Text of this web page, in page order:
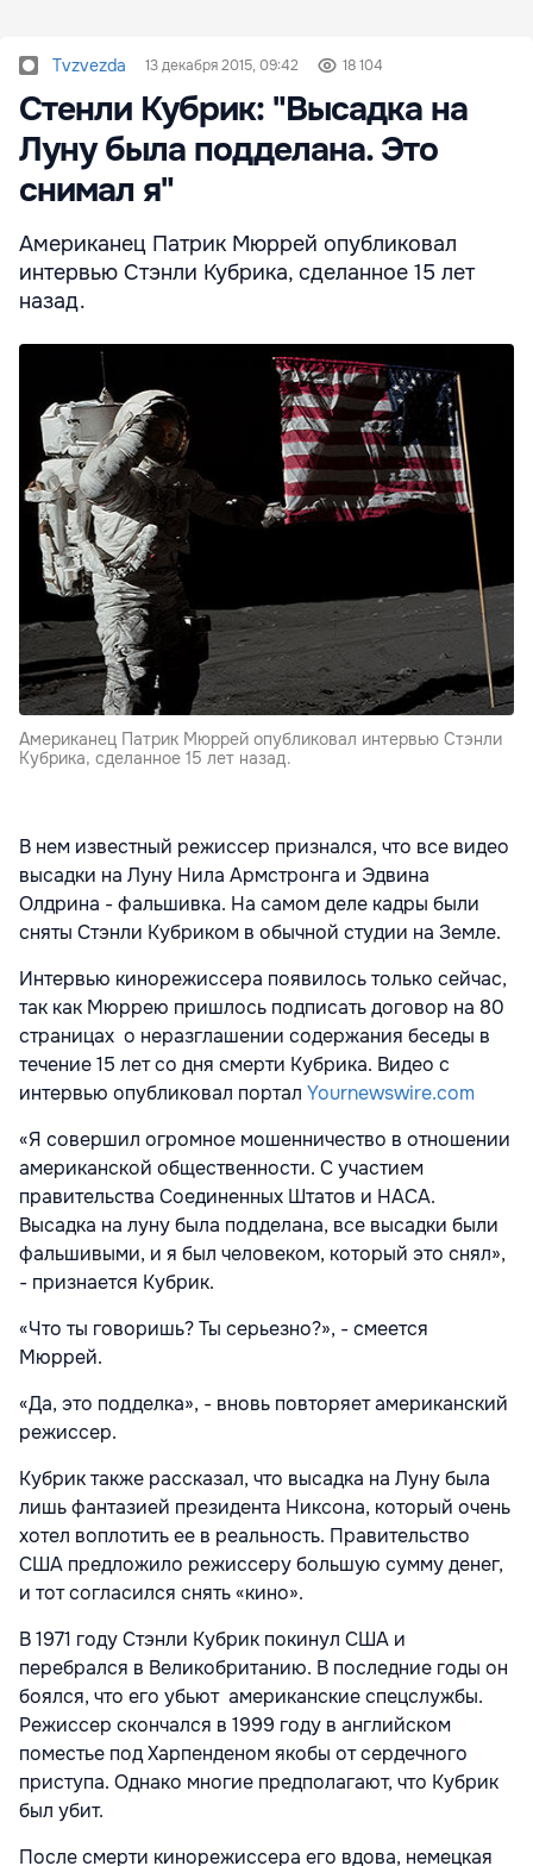
Tvzvezda 13 декабря 2015, 09:42 18 104
Стенли Кубрик: "Высадка на
Луну была подделана. Это
снимал я"
Американец Патрик Мюррей опубликовал
интервью Стэнли Кубрика, сделанное 15 лет
назад.
Американец Патрик Мюррей опубликовал интервью Стэнли
Кубрика, сделанное 15 лет назад.
В нем известный режиссер признался, что все видео
высадки на Луну Нила Армстронга и Эдвина
Олдрина - фальшивка. На самом деле кадры были
сняты Стэнли Кубриком в обычной студии на Земле.
Интервью кинорежиссера появилось только сейчас,
так как Мюррею пришлось подписать договор на 80
страницах о неразглашении содержания беседы в
течение 15 лет со дня смерти Кубрика. Видео с
интервью опубликовал портал Yournewswire.com
«Я совершил огромное мошенничество в отношении
американской общественности. С участием
правительства Соединенных Штатов и НАСА.
Высадка на луну была подделана, все высадки были
фальшивыми, и я был человеком, который это снял»,
- признается Кубрик.
«Что ты говоришь? Ты серьезно?», - смеется
Мюррей.
«Да, это подделка», - вновь повторяет американский
режиссер.
Кубрик также рассказал, что высадка на Луну была
лишь фантазией президента Никсона, который очень
хотел воплотить ее в реальность. Правительство
США предложило режиссеру большую сумму денег,
и тот согласился снять «кино».
В 1971 году Стэнли Кубрик покинул США и
перебрался в Великобританию. В последние годы он
боялся, что его убьют американские спецслужбы.
Режиссер скончался в 1999 году в английском
поместье под Харпенденом якобы от сердечного
приступа. Однако многие предполагают, что Кубрик
был убит.
После смерти кинорежиссера его вдова, немецкая